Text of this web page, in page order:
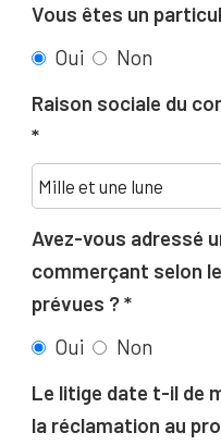
Vous êtes un
Oui
Non
Raison sociale du
Avez-vous adressé
commerçant selon
prévues ?
Oui
Non
Le litige date t-il de
la réclamation au